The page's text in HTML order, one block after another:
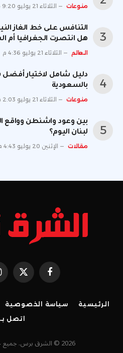
منوعات الثلاثاء 21 يوليو 9:20 م
التنافس على خط الغاز
هل انتصرت الجغرافيا أم
العالم الثلاثاء 21 يوليو 4:36 م
دليل شامل لاختيار
بالسعودية
منوعات الثلاثاء 21 يوليو 2:03 م
بين وعود واشنطن وواقع
لبنان اليوم؟
مقالات الإثنين 20 يوليو 4:43 م
فيسبوك X
الرئيسية سياسة الخصوصية
اتصل
2026 © الشرق برس. جميع حقوق النشر محفوظة.